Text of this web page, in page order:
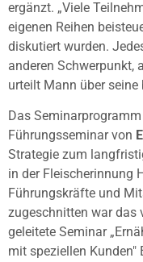
ergänzt. „Viele
eigenen Reihen
diskutiert wurden.
anderen Schwerpunkt,
urteilt Mann über
Das
Führungsseminar von
Strategie zum
in der Fleischerinnung
Führungskräfte und
zugeschnitten war das
geleitete Seminar
mit speziellen Kunden"